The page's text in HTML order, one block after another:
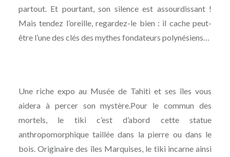
partout. Et pourtant, son silence est assourdissant !
Mais tendez l’oreille, regardez-le bien : il cache peut-
être l’une des clés des mythes fondateurs polynésiens…
Une riche expo au Musée de Tahiti et ses îles vous
aidera à percer son mystère.Pour le commun des
mortels, le tiki c’est d’abord cette statue
anthropomorphique taillée dans la pierre ou dans le
bois. Originaire des îles Marquises, le tiki incarne ainsi